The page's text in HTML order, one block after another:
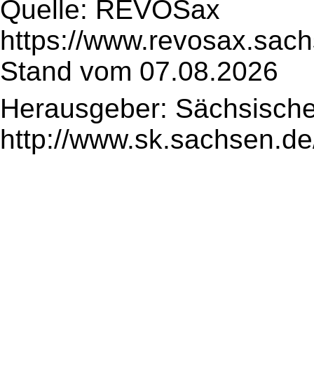
Quelle: REVOSax
https://
Stand vom 07.08.2026
Herausgeber:
http://